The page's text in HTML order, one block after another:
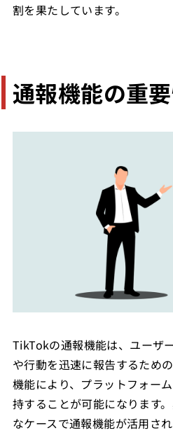
割を果たしています。
通報機能の重
TikTokの通報機能は、ユーザ
や行動を迅速に報告するため
機能により、プラットフォー
持することが可能になります
なケースで通報機能が活用され